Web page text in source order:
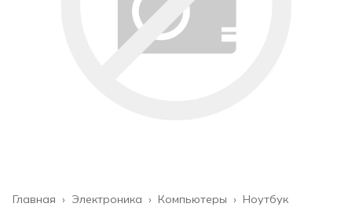
Ноутбук
Компьютеры ›
Электроника ›
Главная ›